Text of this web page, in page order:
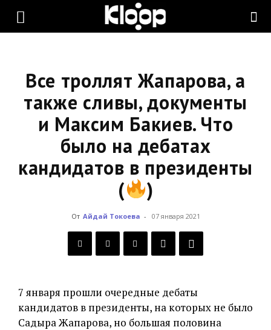
KLOOP.KG
Новости
Кыргызстана
Все троллят Жапарова, а
также сливы, документы
и Максим Бакиев. Что
было на дебатах
кандидатов в президенты
(
)
От Айдай Токоева - 07 января 2021
7 января прошли очередные дебаты
кандидатов в президенты, на которых не было
Садыра Жапарова, но большая половина